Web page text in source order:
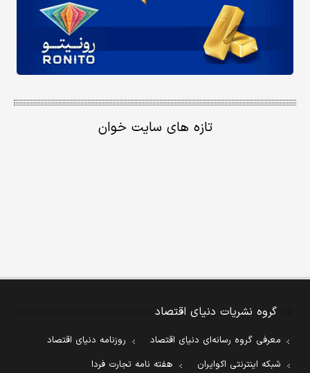
تازه های سایت خوان
گروه نشریات دنیای اقتصاد
معرفی گروه رسانه‌ای دنیای اقتصاد
روزنامه دنیای اقتصاد
شبکه اینترنتی اکوایران
هفته نامه تجارت فردا